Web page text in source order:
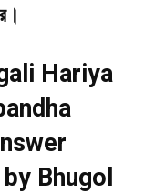
Hariya
Bhugol